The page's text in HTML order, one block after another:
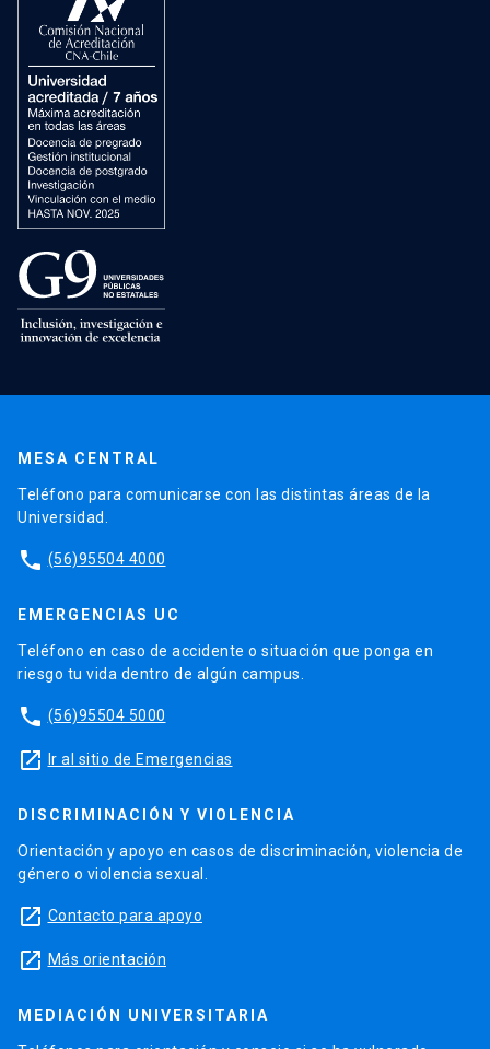
MESA CENTRAL
Teléfono para comunicarse con las distintas áreas de la
Universidad.
phone (56)95504 4000
EMERGENCIAS UC
Teléfono en caso de accidente o situación que ponga en
riesgo tu vida dentro de algún campus.
phone (56)95504 5000
launch Ir al sitio de Emergencias
DISCRIMINACIÓN Y VIOLENCIA
Orientación y apoyo en casos de discriminación, violencia de
género o violencia sexual.
launch Contacto para apoyo
launch Más orientación
MEDIACIÓN UNIVERSITARIA